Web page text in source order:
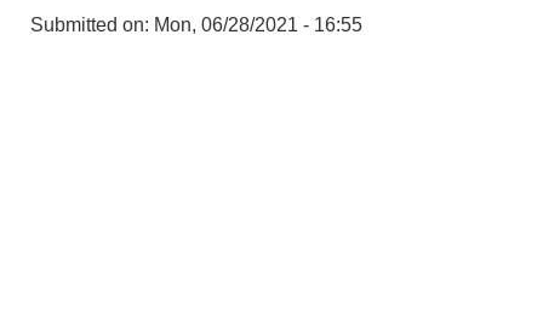
Submitted on: Mon, 06/28/2021 - 16:55